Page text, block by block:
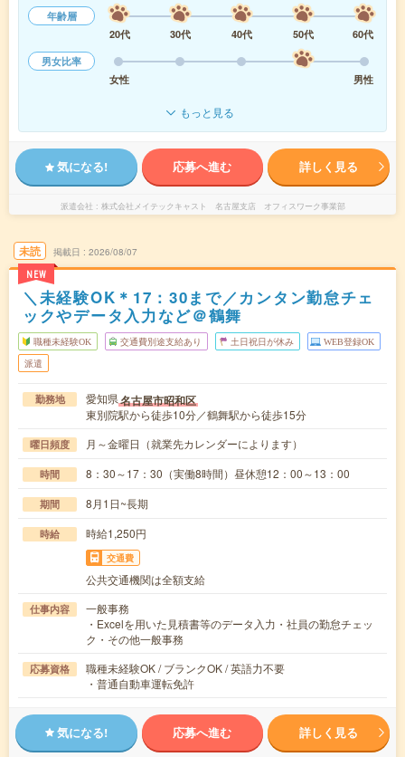
年齢層
20代
30代 40代 50代
60代
男女比率
女性
男性
もっと見る
気になる! 応募へ進む 詳しく見る
派遣会社 株式会社メイテックキャスト 名古屋支店 オフィスワーク事業部
未読
NEW
掲載日 2026/08/07
＼未経験OK＊17：30まで／カンタン勤怠チェ
ックやデータ入力など＠鶴舞
職種未経験OK 交通費別途支給あり 土日祝日が休み WEB登録OK
派遣
勤務地 愛知県名古屋市昭和区
東別院駅から徒歩10分／鶴舞駅から徒歩15分
曜日頻度 月～金曜日（就業先カレンダーによります）
時間 8：30～17：30（実働8時間）昼休憩12：00～13：00
期間 8月1日~長期
時給 時給1,250円
交通費
公共交通機関は全額支給
仕事内容
一般事務
・Excelを用いた見積書等のデータ入力・社員の勤怠チェッ
ク・その他一般事務
応募資格
職種未経験OK / ブランクOK / 英語力不要
・普通自動車運転免許
気になる! 応募へ進む 詳しく見る